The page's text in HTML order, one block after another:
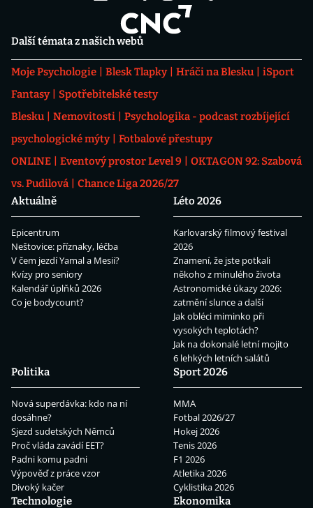
Další témata z našich webů
Moje Psychologie Blesk Tlapky Hráči na Blesku
iSport
Fantasy
Spotřebitelské testy
Blesku
Nemovitosti
Psychologika - podcast rozbíjející
psychologické mýty
Fotbalové přestupy
ONLINE
Eventový prostor Level 9
OKTAGON 92: Szabová
vs. Pudilová
Chance Liga 2026/27
Aktuálně
Epicentrum
Neštovice: příznaky, léčba
V čem jezdí Yamal a Mesii?
Kvízy pro seniory
Kalendář úplňků 2026
Co je bodycount?
Léto 2026
Karlovarský filmový festival
2026
Znamení, že jste potkali
někoho z minulého života
Astronomické úkazy 2026:
zatmění slunce a další
Jak obléci miminko při
vysokých teplotách?
Jak na dokonalé letní mojito
6 lehkých letních salátů
Politika
Nová superdávka: kdo na ní
dosáhne?
Sjezd sudetských Němců
Proč vláda zavádí EET?
Padni komu padni
Výpověď z práce vzor
Divoký kačer
Sport 2026
MMA
Fotbal 2026/27
Hokej 2026
Tenis 2026
F1 2026
Atletika 2026
Cyklistika 2026
Technologie
Ekonomika